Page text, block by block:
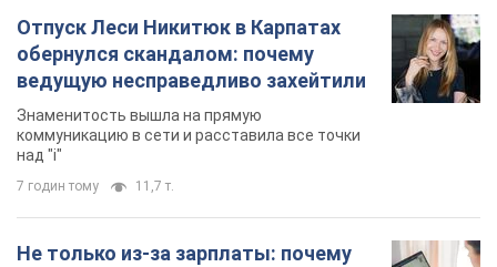
Отпуск Леси Никитюк в Карпатах
обернулся скандалом: почему
ведущую несправедливо захейтили
Знаменитость вышла на прямую
коммуникацию в сети и расставила все точки
над "i"
7 годин тому 11,7 т.
Не только из-за зарплаты: почему